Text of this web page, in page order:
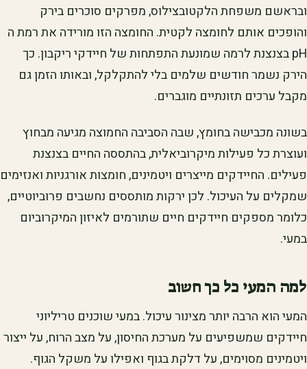
ובראשם משפחת הלקטובצילוס, מפרקים סוכרים בירק
והופכים אותם לחומצה לקטית. החומצה הזו מורידה את רמת ה
pH בצנצנת לרמה שמונעת התפתחות של חיידקי ריקבון. כך
הירק נשמר חודשים שלמים בלי להתקלקל, ובאותו הזמן גם
מקבל ערכים תזונתיים מוגברים.
בשונה מכבישה בחומץ, שבה הסביבה החמוצה מגיעה מבחוץ
ועוצרת כל פעילות מיקרוביאלית, בהתססה החיים בצנצנת
פעילים. החיידקים מייצרים ויטמינים, חומצות אורגניות ואנזימים
שמקלים על העיכול. לכן ירקות מותססים נחשבים פרוביוטיים,
כלומר מספקים חיידקים חיים שתורמים לאיזון המיקרוביום
במעי.
למה המעי כל כך חשוב
המעי הוא הרבה יותר מצינור עיכול. במעי שוכנים טריליוני
חיידקים שמשפיעים על מערכת החיסון, על מצב הרוח, על ייצור
ויטמינים מסוימים, על דלקת בגוף ואפילו על משקל הגוף.